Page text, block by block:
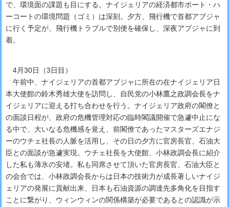
で、環境面の課題も目にする。ナイジェリアの経済都市ポート・ハ
ーコートの環境問題（ゴミ）は深刻。夕方、飛行機で首都アブジャ
に行く予定が、飛行機トラブルで別便を確保し、深夜アブジャに到
着。
4月30日（3日目）
午前中、ナイジェリアの首都アブジャに所在の在ナイジェリア日
本大使館の鈴木秀雄大使を訪問し、自民党の小林鷹之政調会長をナ
イジェリアに迎える打ち合わせを行う。ナイジェリア政府の閣僚と
の面談日程が、政府の危機管理対応の臨時閣議開催で急遽中止にな
る中で、大いなる危機感を覚え、前閣僚であったマスターズエナジ
ーのウチェ社長の人脈を活用し、その日の夕方に官房長官、石油大
臣との面談が急遽実現。ウチェ社長を大使館、小林政調会長に紹介
した私も薄氷の安堵。私も同席させて頂いた官房長官、石油大臣と
の会合では、小林政調会長からは日本の技術力が成長著しいナイジ
ェリアの発展に貢献出来、日本も石油資源の調達先多角化を目指す
ことに繋がり、ウィンウィンの関係構築が必要であるとの認識が示